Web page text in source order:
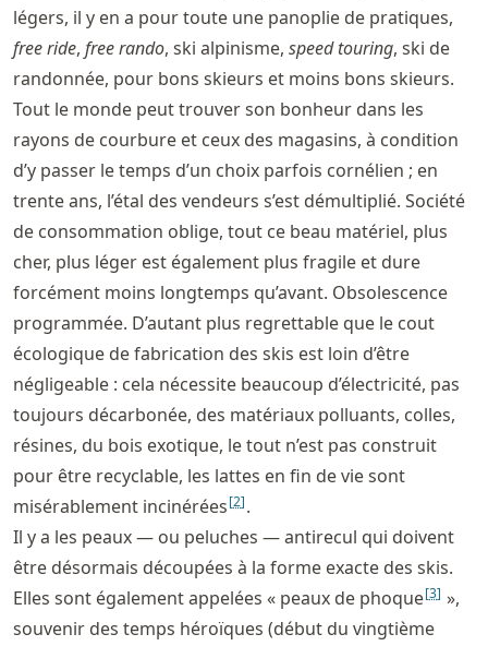
légers, il y en a pour toute une panoplie de pratiques,
free ride, free rando, ski alpinisme, speed touring, ski de
randonnée, pour bons skieurs et moins bons skieurs.
Tout le monde peut trouver son bonheur dans les
rayons de courbure et ceux des magasins, à condition
d’y passer le temps d’un choix parfois cornélien ; en
trente ans, l’étal des vendeurs s’est démultiplié. Société
de consommation oblige, tout ce beau matériel, plus
cher, plus léger est également plus fragile et dure
forcément moins longtemps qu’avant. Obsolescence
programmée. D’autant plus regrettable que le cout
écologique de fabrication des skis est loin d’être
négligeable : cela nécessite beaucoup d’électricité, pas
toujours décarbonée, des matériaux polluants, colles,
résines, du bois exotique, le tout n’est pas construit
pour être recyclable, les lattes en fin de vie sont
misérablement incinérées[2].
Il y a les peaux — ou peluches — antirecul qui doivent
être désormais découpées à la forme exacte des skis.
Elles sont également appelées « peaux de phoque[3] »,
souvenir des temps héroïques (début du vingtième